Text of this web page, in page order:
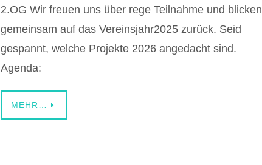
2.OG Wir freuen uns über rege Teilnahme und blicken
gemeinsam auf das Vereinsjahr2025 zurück. Seid
gespannt, welche Projekte 2026 angedacht sind.
Agenda:
MEHR…